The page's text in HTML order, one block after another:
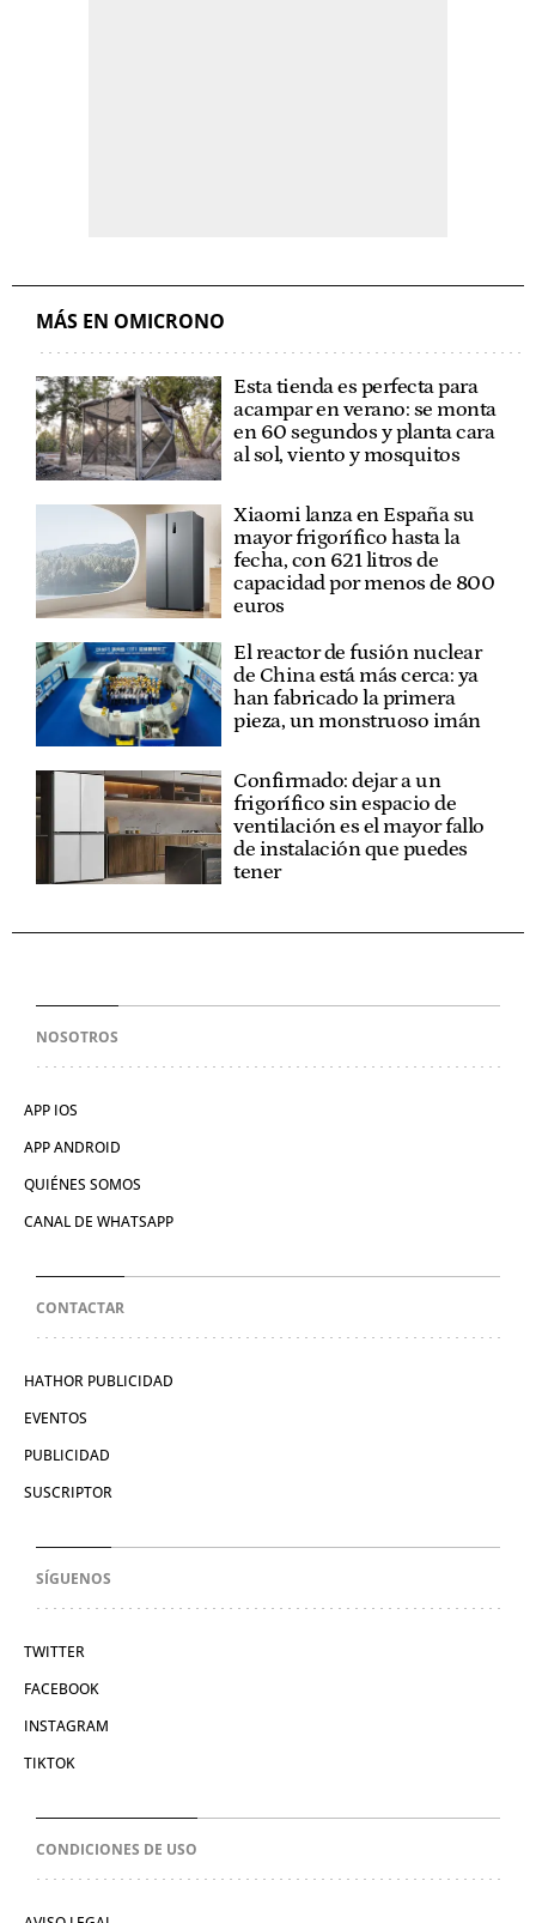
MÁS EN OMICRONO
Esta tienda es perfecta para
acampar en verano: se monta
en 60 segundos y planta cara
al sol, viento y mosquitos
Xiaomi lanza en España su
mayor frigorífico hasta la
fecha, con 621 litros de
capacidad por menos de 800
euros
El reactor de fusión nuclear
de China está más cerca: ya
han fabricado la primera
pieza, un monstruoso imán
Confirmado: dejar a un
frigorífico sin espacio de
ventilación es el mayor fallo
de instalación que puedes
tener
NOSOTROS
APP IOS
APP ANDROID
QUIÉNES SOMOS
CANAL DE WHATSAPP
CONTACTAR
HATHOR PUBLICIDAD
EVENTOS
PUBLICIDAD
SUSCRIPTOR
SÍGUENOS
TWITTER
FACEBOOK
INSTAGRAM
TIKTOK
CONDICIONES DE USO